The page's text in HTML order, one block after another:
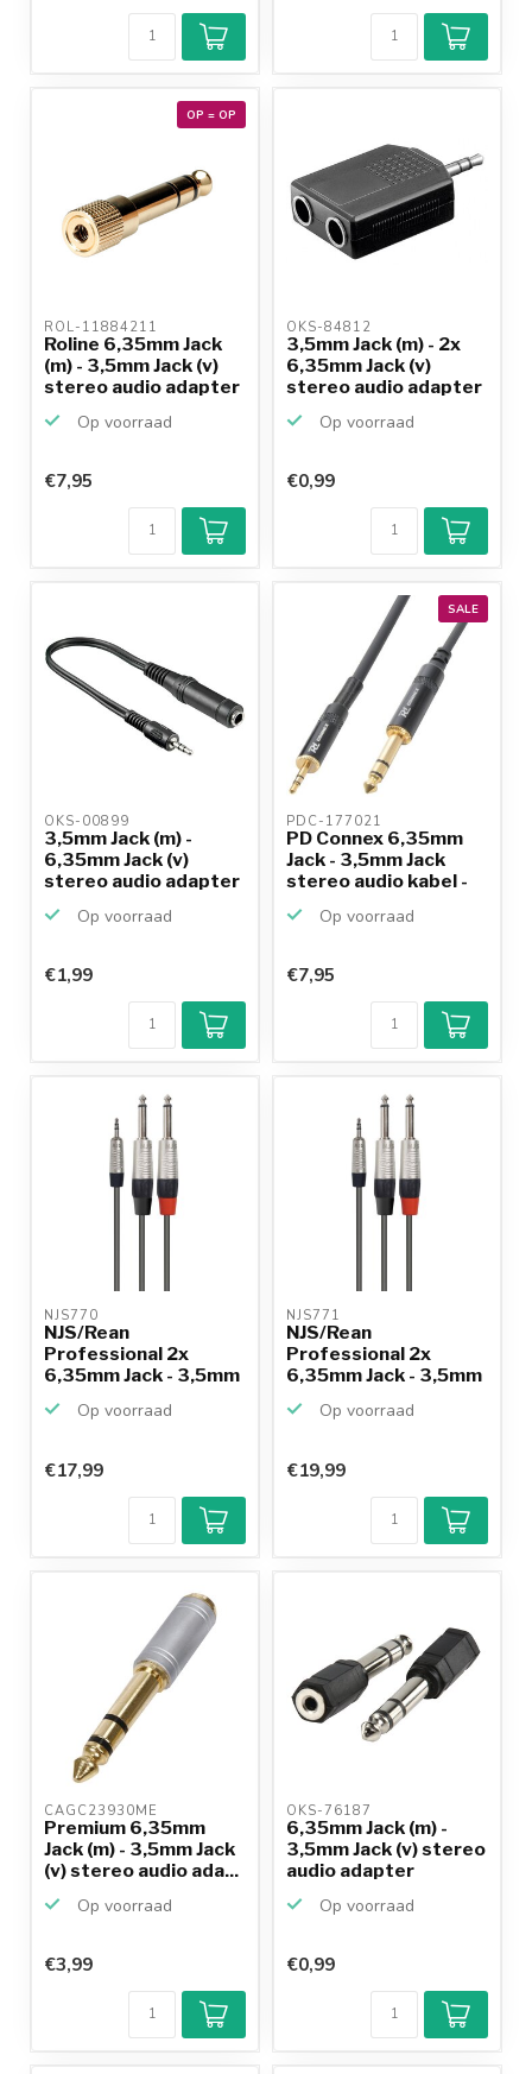
OP = OP
ROL-11884211
Roline 6,35mm Jack
(m) - 3,5mm Jack (v)
stereo audio adapter
Op voorraad
€7,95
OKS-84812
3,5mm Jack (m) - 2x
6,35mm Jack (v)
stereo audio adapter
Op voorraad
€0,99
OKS-00899
3,5mm Jack (m) -
6,35mm Jack (v)
stereo audio adapter
Op voorraad
€1,99
SALE
PDC-177021
PD Connex 6,35mm
Jack - 3,5mm Jack
stereo audio kabel -
Op voorraad
€7,95
NJS770
NJS/Rean
Professional 2x
6,35mm Jack - 3,5mm
Op voorraad
€17,99
NJS771
NJS/Rean
Professional 2x
6,35mm Jack - 3,5mm
Op voorraad
Klantenbeoordeling
9,2/10
Achteraf
betalen mogelijk
€19,99
CAGC23930ME
Premium 6,35mm
Jack (m) - 3,5mm Jack
(v) stereo audio ada...
Op voorraad
€3,99
OKS-76187
6,35mm Jack (m) -
3,5mm Jack (v) stereo
audio adapter
Op voorraad
€0,99